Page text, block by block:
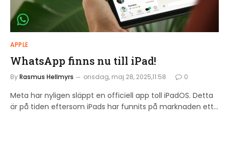
APPLE
WhatsApp finns nu till iPad!
ByRasmus Hellmyrs onsdag, maj 28, 2025,11:58 0
Meta har nyligen släppt en officiell app toll iPadOS. Detta
är på tiden eftersom iPads har funnits på marknaden ett…